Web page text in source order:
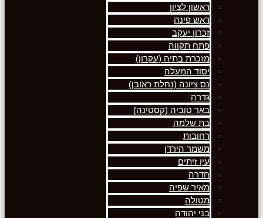
ראשון לציון
ראש פינה
זכרון יעקב
פתח תקווה
מזכרת בתיה (עקרון)
יסוד המעלה
נס ציונה (נחלת ראובן)
גדרה
באר טוביה (קסטינה)
בת שלמה
רחובות
משמר הירדן
עין זיתים
חדרה
מאיר שפיה
מטולה
בני יהודה